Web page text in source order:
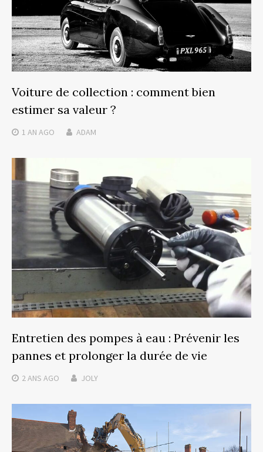
Voiture de collection : comment bien
estimer sa valeur ?
1 AN AGO ADAM
Entretien des pompes à eau : Prévenir les
pannes et prolonger la durée de vie
2 ANS AGO JOLY